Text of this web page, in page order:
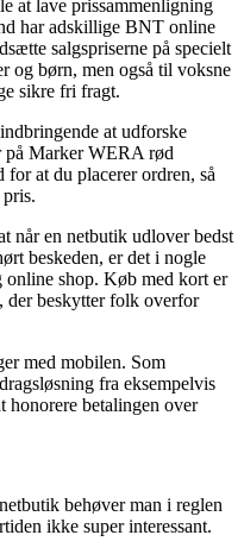
at lave prissammenligning
har adskillige BNT online
salgspriserne på specielt
og børn, men også til voksne
sikre fri fragt.
at udforske
på Marker WERA rød
at du placerer ordren, så
når en netbutik udlover bedst
beskeden, er det i nogle
shop. Køb med kort er
der beskytter folk overfor
med mobilen. Som
fra eksempelvis
betalingen over
behøver man i reglen
ikke super interessant.